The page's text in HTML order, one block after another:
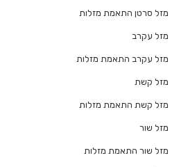
מזל סרטן התאמת מזלות
מזל עקרב
מזל עקרב התאמת מזלות
מזל קשת
מזל קשת התאמת מזלות
מזל שור
מזל שור התאמת מזלות